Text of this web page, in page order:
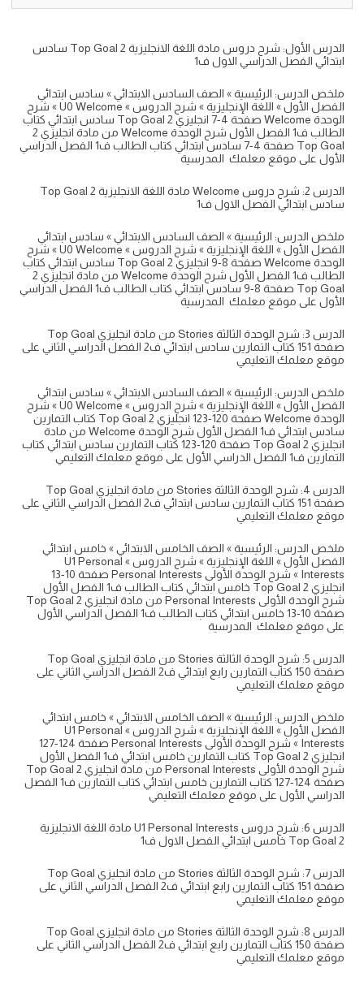
الدرس الأول: شرح دروس مادة اللغة الانجليزية Top Goal 2 سادس
ابتدائي الفصل الدراسي الاول ف1
ملخص الدرس: الرئيسية » الصف السادس الابتدائي » سادس ابتدائي
الفصل الأول » اللغة الإنجليزية » شرح الدروس » U0 Welcome » شرح
الوحدة Welcome صفحة 4-7 انجليزي 2 Top Goal سادس ابتدائي كتاب
الطالب ف1 الفصل الأول شرح الوحدة Welcome من مادة انجليزي 2
Top Goal صفحة 4-7 سادس ابتدائي كتاب الطالب ف1 الفصل الدراسي
الأول على موقع معلمك المدرسية
الدرس 2: شرح دروس Welcome مادة اللغة الانجليزية Top Goal 2
سادس ابتدائي الفصل الاول ف1
ملخص الدرس: الرئيسية » الصف السادس الابتدائي » سادس ابتدائي
الفصل الأول » اللغة الإنجليزية » شرح الدروس » U0 Welcome » شرح
الوحدة Welcome صفحة 8-9 انجليزي 2 Top Goal سادس ابتدائي كتاب
الطالب ف1 الفصل الأول شرح الوحدة Welcome من مادة انجليزي 2
Top Goal صفحة 8-9 سادس ابتدائي كتاب الطالب ف1 الفصل الدراسي
الأول على موقع معلمك المدرسية
الدرس 3: شرح الوحدة الثالثة Stories من مادة انجليزي Top Goal
صفحة 151 كتاب التمارين سادس ابتدائي ف2 الفصل الدراسي الثاني على
موقع معلمك التعليمي
ملخص الدرس: الرئيسية » الصف السادس الابتدائي » سادس ابتدائي
الفصل الأول » اللغة الإنجليزية » شرح الدروس » U0 Welcome » شرح
الوحدة Welcome صفحة 120-123 انجليزي 2 Top Goal كتاب التمارين
سادس ابتدائي ف1 الفصل الأول شرح الوحدة Welcome من مادة
انجليزي 2 Top Goal صفحة 120-123 كتاب التمارين سادس ابتدائي كتاب
التمارين ف1 الفصل الدراسي الأول على موقع معلمك التعليمي
الدرس 4: شرح الوحدة الثالثة Stories من مادة انجليزي Top Goal
صفحة 151 كتاب التمارين سادس ابتدائي ف2 الفصل الدراسي الثاني على
موقع معلمك التعليمي
ملخص الدرس: الرئيسية » الصف الخامس الابتدائي » خامس ابتدائي
الفصل الأول » اللغة الإنجليزية » شرح الدروس » U1 Personal
Interests » شرح الوحدة الأولى Personal Interests صفحة 10-13
انجليزي 2 Top Goal خامس ابتدائي كتاب الطالب ف1 الفصل الأول
شرح الوحدة الأولى Personal Interests من مادة انجليزي 2 Top Goal
صفحة 10-13 خامس ابتدائي كتاب الطالب ف1 الفصل الدراسي الأول
على موقع معلمك المدرسية
الدرس 5: شرح الوحدة الثالثة Stories من مادة انجليزي Top Goal
صفحة 150 كتاب التمارين رابع ابتدائي ف2 الفصل الدراسي الثاني على
موقع معلمك التعليمي
ملخص الدرس: الرئيسية » الصف الخامس الابتدائي » خامس ابتدائي
الفصل الأول » اللغة الإنجليزية » شرح الدروس » U1 Personal
Interests » شرح الوحدة الأولى Personal Interests صفحة 124-127
انجليزي 2 Top Goal كتاب التمارين خامس ابتدائي ف1 الفصل الأول
شرح الوحدة الأولى Personal Interests من مادة انجليزي 2 Top Goal
صفحة 124-127 كتاب التمارين خامس ابتدائي كتاب التمارين ف1 الفصل
الدراسي الأول على موقع معلمك التعليمي
الدرس 6: شرح دروس U1 Personal Interests مادة اللغة الانجليزية
Top Goal 2 خامس ابتدائي الفصل الاول ف1
الدرس 7: شرح الوحدة الثالثة Stories من مادة انجليزي Top Goal
صفحة 151 كتاب التمارين رابع ابتدائي ف2 الفصل الدراسي الثاني على
موقع معلمك التعليمي
الدرس 8: شرح الوحدة الثالثة Stories من مادة انجليزي Top Goal
صفحة 150 كتاب التمارين رابع ابتدائي ف2 الفصل الدراسي الثاني على
موقع معلمك التعليمي